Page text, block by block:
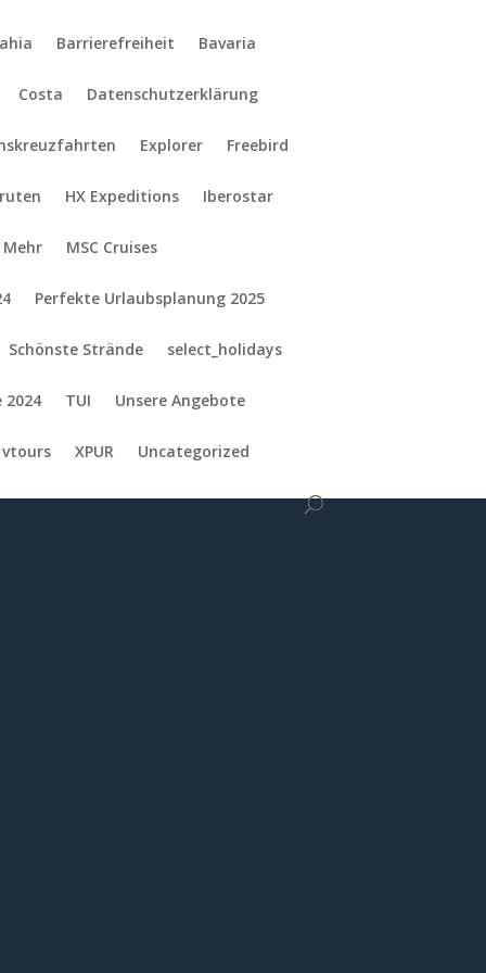
Barrierefreiheit Bavaria
Costa Datenschutzerklärung
Explorer Freebird
HX Expeditions Iberostar
Mehr MSC Cruises
Perfekte Urlaubsplanung 2025
Schönste Strände select_holidays
2024 TUI Unsere Angebote
vtours XPUR Uncategorized